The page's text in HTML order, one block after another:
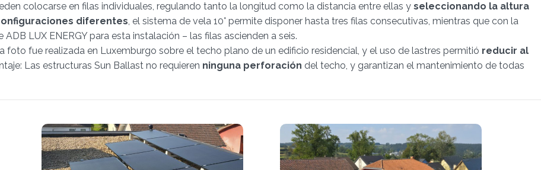
colocarse en filas individuales, regulando tanto la longitud como la distancia entre ellas y seleccionando la altura
diferentes, el sistema de vela 10° permite disponer hasta tres filas consecutivas, mientras que con la
LUX ENERGY para esta instalación – las filas ascienden a seis.
foto fue realizada en Luxemburgo sobre el techo plano de un edificio residencial, y el uso de lastres permitió reducir al
Las estructuras Sun Ballast no requieren ninguna perforación del techo, y garantizan el mantenimiento de todas